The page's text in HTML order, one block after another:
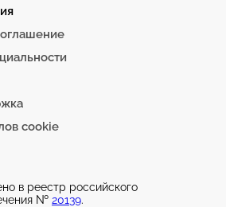
cookie
в реестр российского
№ 20139.